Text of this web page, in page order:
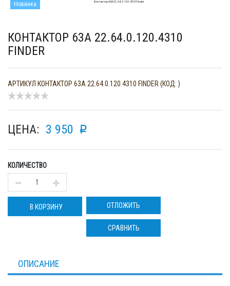
Новинка
КОНТАКТОР 63A 22.64.0.120.4310
FINDER
АРТИКУЛ КОНТАКТОР 63A 22.64.0.120.4310 FINDER (КОД: )
ЦЕНА: 3 950 p
КОЛИЧЕСТВО
В КОРЗИНУ ОТЛОЖИТЬ
СРАВНИТЬ
ОПИСАНИЕ